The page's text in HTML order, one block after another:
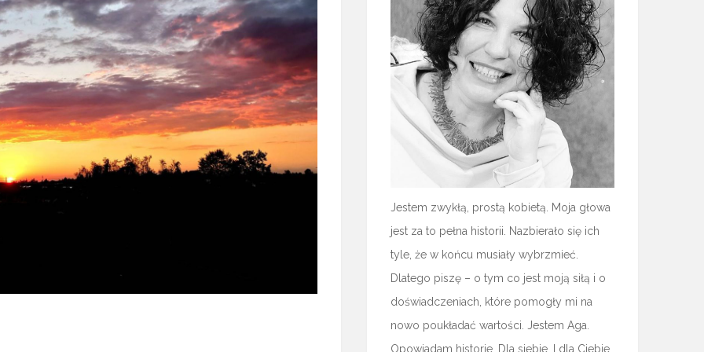
Jestem zwykłą, prostą kobietą. Moja głowa
jest za to pełna historii. Nazbierało się ich
tyle, że w końcu musiały wybrzmieć.
Dlatego piszę – o tym co jest moją siłą i o
doświadczeniach, które pomogły mi na
nowo poukładać wartości. Jestem Aga.
Opowiadam historie. Dla siebie. I dla Ciebie.